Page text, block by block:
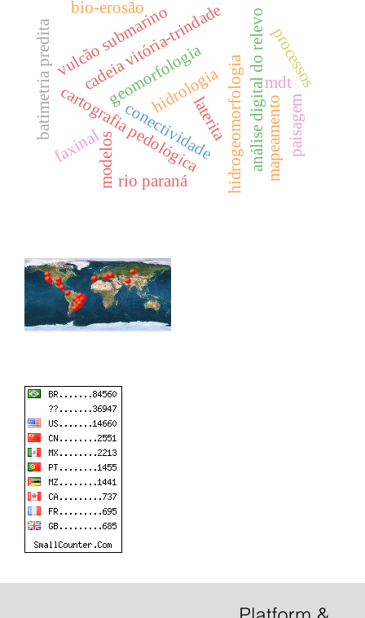
hidrogeomorfologia
geomorfologia
hidrologia
cartografia pedológica análise digital do relevomdt
cadeia vitória-trindade
vulcão submarino
batimetria predita laterita
processos
modelos mapeamentopaisagem
rio paraná
bio-erosão
conectividade
faxinal